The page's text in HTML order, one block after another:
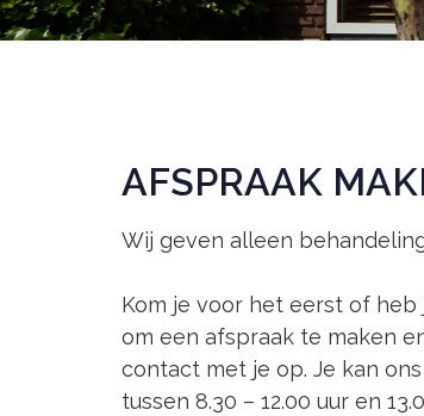
AFSPRAAK
Wij geven alleen
Kom je voor het eerst of heb
om een afspraak te maken
contact met je op. Je kan
tussen 8.30 – 12.00 uur en